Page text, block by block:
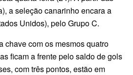
a seleção canarinho encara a
Unidos), pelo Grupo C.
chave com os mesmos quatro
ficam a frente pelo saldo de gols
com três pontos, estão em